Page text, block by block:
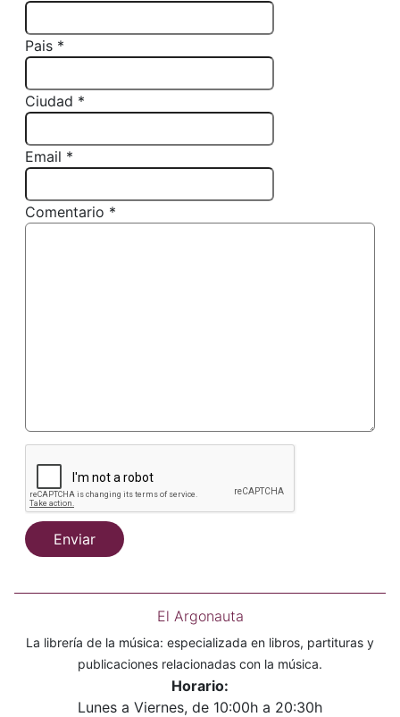
Pais *
Ciudad *
Email *
Comentario *
Enviar
El Argonauta
La librería de la música: especializada en libros, partituras y
publicaciones relacionadas con la música.
Horario:
Lunes a Viernes, de 10:00h a 20:30h